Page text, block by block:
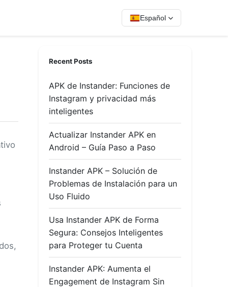
Español
Recent Posts
APK de Instander: Funciones de
Instagram y privacidad más
inteligentes
Actualizar Instander APK en
Android – Guía Paso a Paso
Instander APK – Solución de
Problemas de Instalación para un
Uso Fluido
Usa Instander APK de Forma
Segura: Consejos Inteligentes
para Proteger tu Cuenta
Instander APK: Aumenta el
Engagement de Instagram Sin